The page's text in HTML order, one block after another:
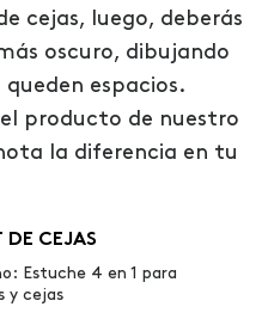
cejas, luego, deberás
oscuro, dibujando
espacios.
producto de nuestro
la diferencia en tu
DE CEJAS
Estuche 4 en 1 para
y cejas